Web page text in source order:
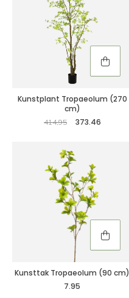
Kunstplant Tropaeolum (270
cm)
414,95 373.46
Kunsttak Tropaeolum (90 cm)
7.95